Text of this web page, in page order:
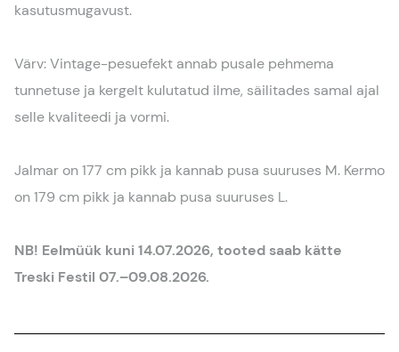
kasutusmugavust.
Värv: Vintage-pesuefekt annab pusale pehmema
tunnetuse ja kergelt kulutatud ilme, säilitades samal ajal
selle kvaliteedi ja vormi.
Jalmar on 177 cm pikk ja kannab pusa suuruses M. Kermo
on 179 cm pikk ja kannab pusa suuruses L.
NB! Eelmüük kuni 14.07.2026, tooted saab kätte
Treski Festil 07.–09.08.2026.